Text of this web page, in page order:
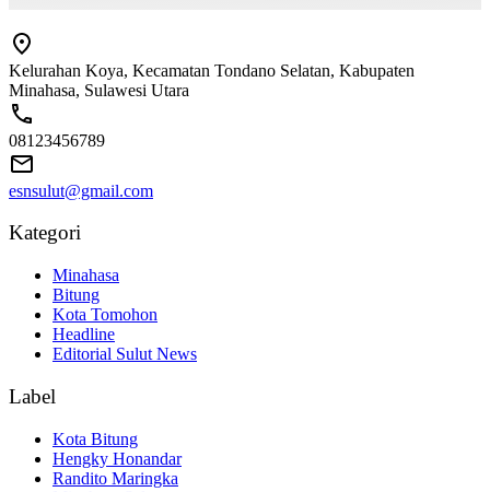
Kelurahan Koya, Kecamatan Tondano Selatan, Kabupaten
Minahasa, Sulawesi Utara
08123456789
esnsulut@gmail.com
Kategori
Minahasa
Bitung
Kota Tomohon
Headline
Editorial Sulut News
Label
Kota Bitung
Hengky Honandar
Randito Maringka